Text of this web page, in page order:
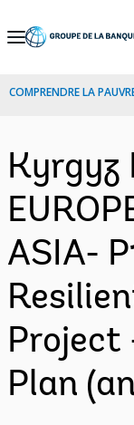
Skip
Navigation
COMPRENDRE LA
Kyrgyz
ASIA-
Project
Plan